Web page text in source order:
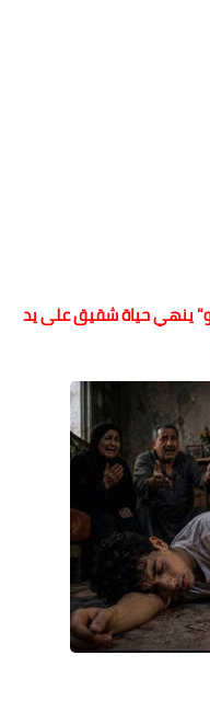
ينهي حياة شقيق على يد